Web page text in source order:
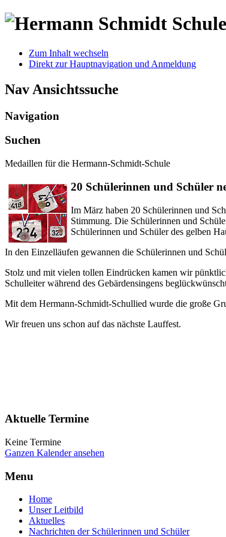
Zum Inhalt wechseln
Direkt zur Hauptnavigation und Anmeldung
Nav Ansichtssuche
Navigation
Suchen
Medaillen für die Hermann-Schmidt-Schule
20 Schülerinnen und Schüler
Im März haben 20 Schülerinnen und
Stimmung. Die Schülerinnen und
Schülerinnen und Schüler des gelben
In den Einzelläufen gewannen die Schülerinnen und
Stolz und mit vielen tollen Eindrücken kamen wir
Schulleiter während des Gebärdensingens
Mit dem Hermann-Schmidt-Schullied wurde die große
Wir freuen uns schon auf das nächste Lauffest.
Aktuelle Termine
Keine Termine
Ganzen Kalender ansehen
Menu
Home
Unser Leitbild
Aktuelles
Nachrichten der Schülerinnen und Schüler